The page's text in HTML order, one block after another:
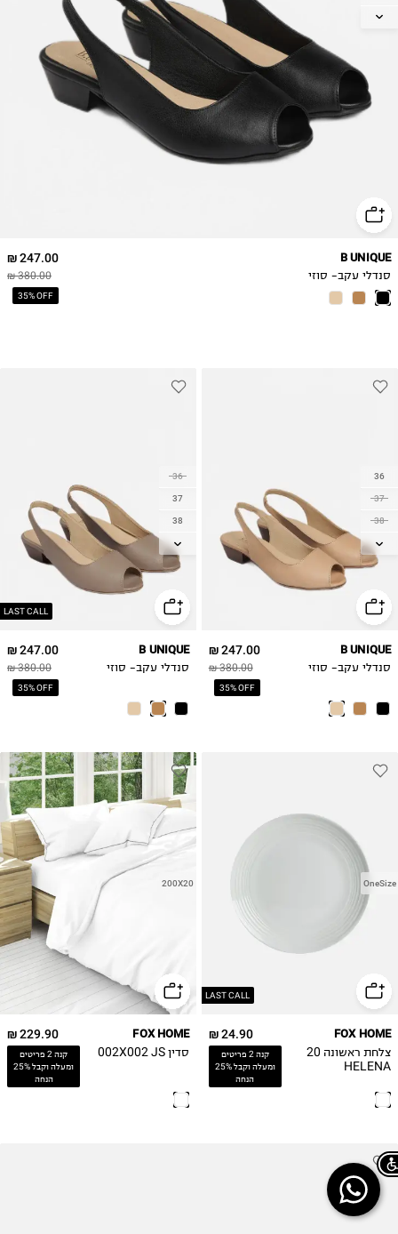
39
247.00 ₪
380.00 ₪
35% OFF
B UNIQUE
סנדלי עקב- סוזי
36
37
38
39
40
42
247.00 ₪
380.00 ₪
35% OFF
B UNIQUE
סנדלי עקב- סוזי
LAST CALL
36
37
38
39
40
42
247.00 ₪
380.00 ₪
35% OFF
B UNIQUE
סנדלי עקב- סוזי
LAST CALL
OneSize
24.90 ₪
קנה 2 פריטים
ומעלה וקבל 25%
הנחה
FOX HOME
צלחת ראשונה 20
HELENA
200X20
229.90 ₪
קנה 2 פריטים
ומעלה וקבל 25%
הנחה
FOX HOME
סדין 002X002 JS
Chat on WhatsApp